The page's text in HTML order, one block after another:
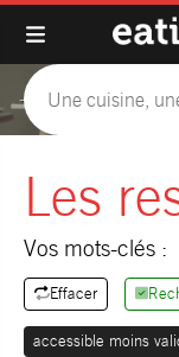
Les
Vos mots-clés :
Effacer
accessible moins